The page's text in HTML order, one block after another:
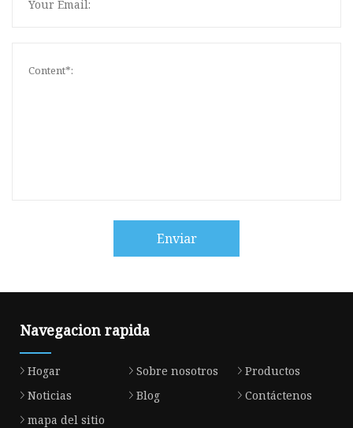
Enviar
Navegacion rapida
Hogar Sobre nosotros
Productos
Noticias
Blog
Contáctenos
mapa del sitio